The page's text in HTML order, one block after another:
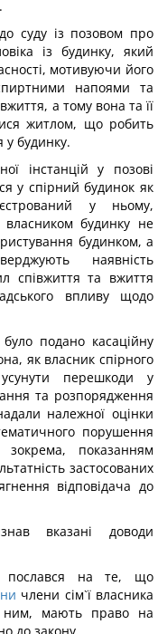
суду із позовом про
із будинку, який
мотивуючи його
напоями та
а тому вона та її
житлом, що робить
будинку.
інстанцій у позові
у спірний будинок як
у ньому,
будинку не
будинком, а
наявність
співжиття та вжиття
впливу щодо
подано касаційну
як власник спірного
перешкоди у
та розпорядження
належної оцінки
порушення
зокрема, показанням
застосованих
відповідача до
вказані доводи
послався на те, що
члени сім`ї власника
ним, мають право на